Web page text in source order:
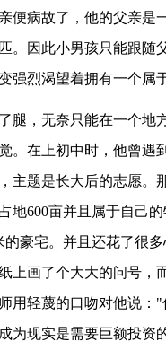
便病故了，他的父亲是
。因此小男孩只能跟随
强烈渴望着拥有一个属
腿，无奈只能在一个地
。在上初中时，他曾遇
主题是长大后的志愿。
地600亩并且属于自己
豪宅。并且还花了很
上画了个大大的问号，
用轻蔑的口吻对他说：
为现实是需要巨额投资